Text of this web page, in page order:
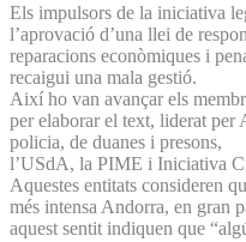
Els impulsors de la iniciativa
l’aprovació d’una llei de
reparacions econòmiques i
recaigui una mala gestió.
Així ho van avançar els
per elaborar el text, liderat per
policia, de duanes i presons,
l’USdA, la PIME i Iniciativa
Aquestes entitats consideren
més intensa Andorra, en gran
aquest sentit indiquen que